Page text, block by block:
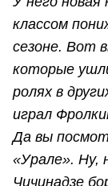
классом
сезоне. Вот
которые
ролях в
играл
Да вы
«Урале». Ну,
Чичинадзе